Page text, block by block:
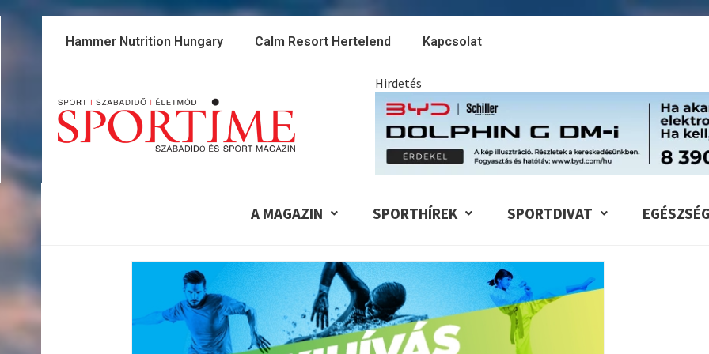
Hammer Nutrition Hungary Calm Resort Hertelend Kapcsolat
Hirdetés
A MAGAZIN SPORTHÍREK SPORTDIVAT EGÉSZSÉG